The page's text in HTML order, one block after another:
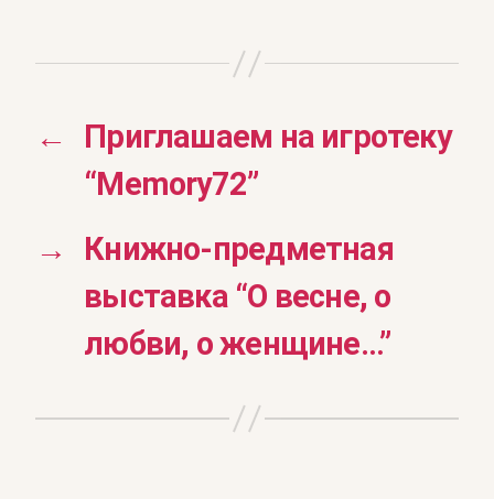
←
Приглашаем на игротеку
“Memory72”
→
Книжно-предметная
выставка “О весне, о
любви, о женщине…”